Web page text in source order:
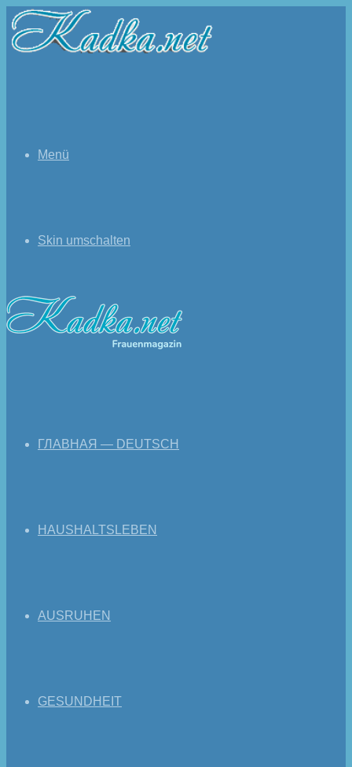
Menü
Skin umschalten
ГЛАВНАЯ — DEUTSCH
HAUSHALTSLEBEN
AUSRUHEN
GESUNDHEIT